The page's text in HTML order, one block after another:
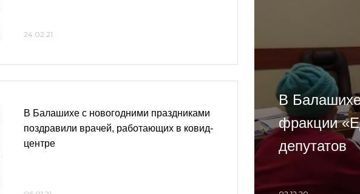
24.02.21
В Балашихе с новогодними праздниками
поздравили врачей, работающих в ковид-
центре
В
фракции
депутатов